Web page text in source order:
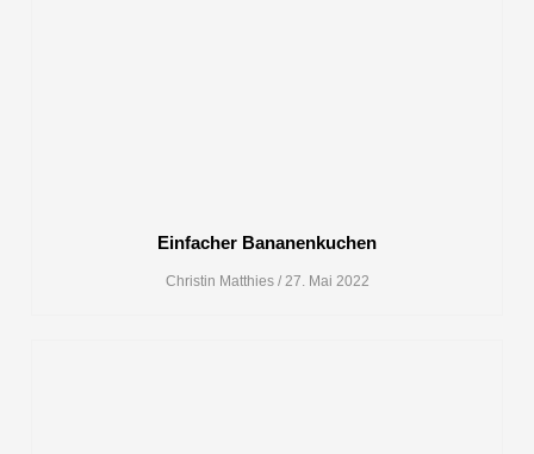
Einfacher Bananenkuchen
Christin Matthies 27. Mai 2022